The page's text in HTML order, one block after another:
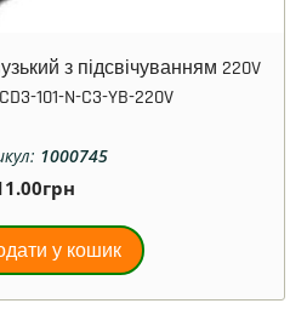
з підсвічуванням 220V
101-N-C3-YB-220V
1000745
грн
у кошик